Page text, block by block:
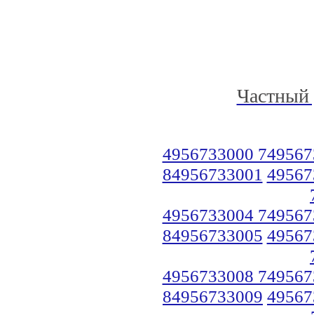
Частный
4956733000
84956733001
4956733004
84956733005
4956733008
84956733009